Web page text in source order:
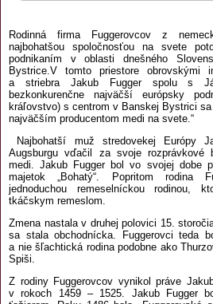
Rodinná firma Fuggerovcov z
najbohatšou spoločnosťou na svete
podnikaním v oblasti dnešného
Bystrice.V tomto priestore obrovskými
a striebra Jakub Fugger spolu s
bezkonkurenčne najväčší európsky
kráľovstvo) s centrom v Banskej Bystrici
najväčším producentom medi na svete.“
Najbohatší muž stredovekej Európy
Augsburgu vďačil za svoje rozprávkové
medi. Jakub Fugger bol vo svojej dobe
majetok „Bohatý“. Popritom rodina
jednoduchou remeselníckou rodinou,
tkáčskym remeslom.
Zmena nastala v druhej polovici 15.
sa stala obchodnícka. Fuggerovci teda
a nie šľachtická rodina podobne ako
Spiši.
Z rodiny Fuggerovcov vynikol práve
v rokoch 1459 – 1525. Jakub Fugger